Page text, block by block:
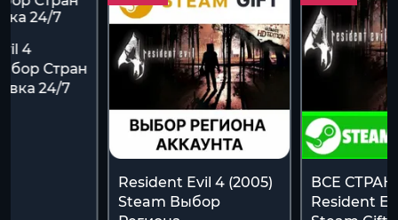
4
Стран
24/7
Resident Evil 4 (2005)
Steam Выбор
ВСЕ
Resident